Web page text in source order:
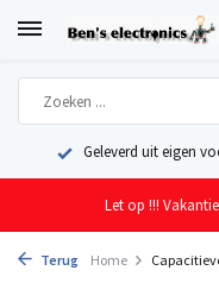
Geleverd uit eigen
Let op !!!
Terug Home